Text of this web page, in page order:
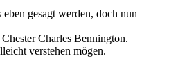
eben gesagt werden, doch nun
Charles Bennington.
verstehen mögen.